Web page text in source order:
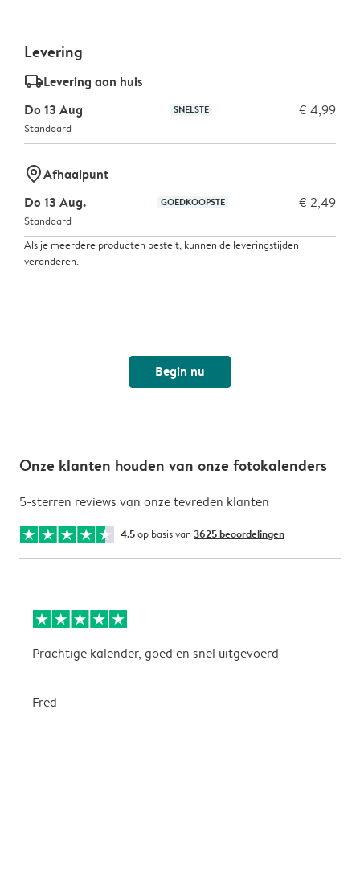
Levering
delivery_standard_v2Levering aan huis
Do 13 Aug
SNELSTE € 4,99
Standaard
marker-pinAfhaalpunt
Do 13 Aug.
GOEDKOOPSTE € 2,49
Standaard
Als je meerdere producten bestelt, kunnen de leveringstijden
veranderen.
Begin nu
Onze klanten houden van onze fotokalenders
5-sterren reviews van onze tevreden klanten
4.5op basis van 3625 beoordelingen
Prachtige kalender, goed en snel uitgevoerd
Fred